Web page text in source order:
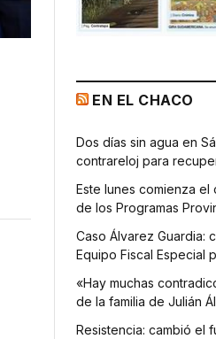
EN EL CHACO
Dos días sin agua en
contrareloj para
Este lunes comienza
de los Programas
Caso Álvarez Guardia:
Equipo Fiscal Especial
«Hay muchas
de la familia de Julián
Resistencia: cambió el